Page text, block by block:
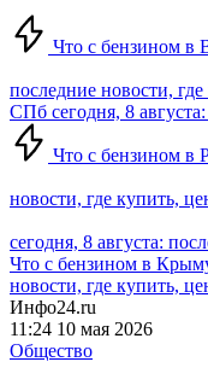
Что с бензином в
последние новости,
СПб сегодня, 8
Что с бензином в
новости, где купить,
сегодня, 8 августа:
Что с бензином в
новости, где купить,
Инфо24.ru
11:24 10 мая 2026
Общество